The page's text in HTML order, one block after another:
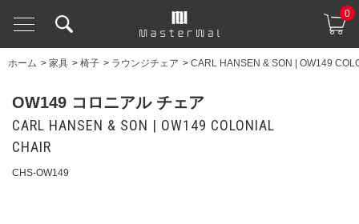
0
ホーム > 家具 > 椅子 > ラウンジチェア > CARL HANSEN & SON | OW149
OW149 コロニアル チェア
CARL HANSEN & SON | OW149 COLONIAL
CHAIR
CHS-OW149